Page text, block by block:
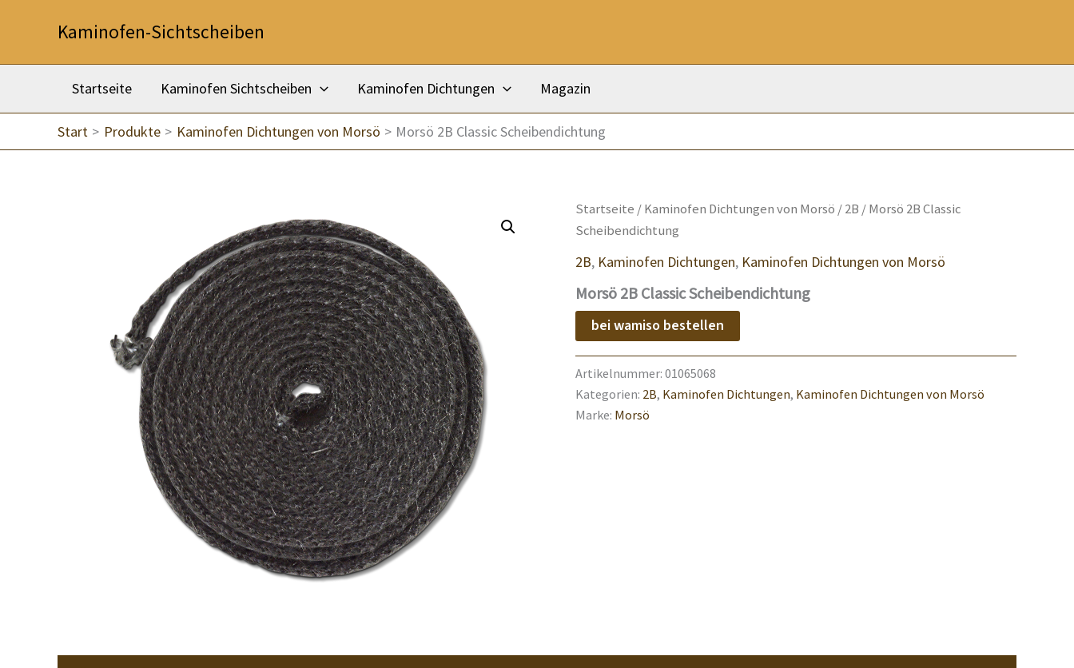
Kaminofen-Sichtscheiben
Startseite Kaminofen Sichtscheiben Kaminofen Dichtungen Magazin
Start Produkte Kaminofen Dichtungen von Morsö Morsö 2B Classic Scheibendichtung
Startseite /Kaminofen Dichtungen von Morsö /2B / Morsö 2B Classic
Scheibendichtung
2B, Kaminofen Dichtungen, Kaminofen Dichtungen von Morsö
Morsö 2B Classic Scheibendichtung
bei wamiso bestellen
Artikelnummer: 01065068
Kategorien: 2B, Kaminofen Dichtungen, Kaminofen Dichtungen von Morsö
Marke: Morsö